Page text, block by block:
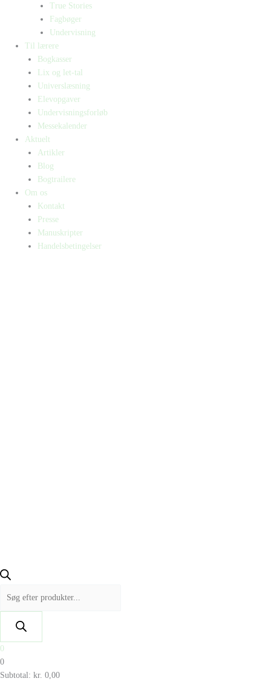
True Stories
Fagbøger
Undervisning
Til lærere
Bogkasser
Lix og let-tal
Universlæsning
Elevopgaver
Undervisningsforløb
Messekalender
Aktuelt
Artikler
Blog
Bogtrailere
Om os
Kontakt
Presse
Manuskripter
Handelsbetingelser
0
0
Subtotal: kr. 0,00